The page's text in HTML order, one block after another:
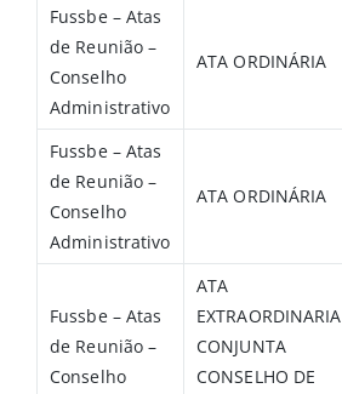
Fussbe – Atas
de Reunião –
Conselho
Administrativo
ATA ORDINÁRIA
Fussbe – Atas
de Reunião –
Conselho
Administrativo
ATA ORDINÁRIA
Fussbe – Atas
de Reunião –
Conselho
ATA
EXTRAORDINARIA
CONJUNTA
CONSELHO DE